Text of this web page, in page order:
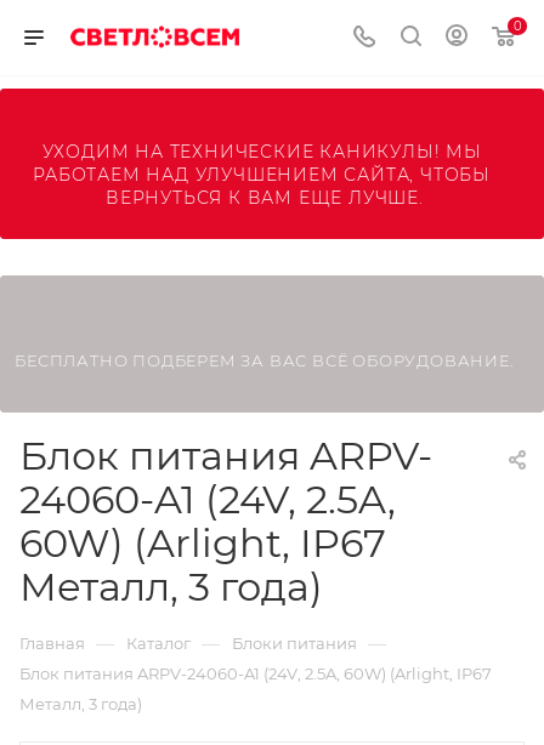
0
УХОДИМ НА ТЕХНИЧЕСКИЕ КАНИКУЛЫ! МЫ
РАБОТАЕМ НАД УЛУЧШЕНИЕМ САЙТА, ЧТОБЫ
ВЕРНУТЬСЯ К ВАМ ЕЩЕ ЛУЧШЕ.
БЕСПЛАТНО ПОДБЕРЕМ ЗА ВАС ВСЁ ОБОРУДОВАНИЕ.
Блок питания ARPV-
24060-A1 (24V, 2.5A,
60W) (Arlight, IP67
Металл, 3 года)
Главная — Каталог — Блоки питания —
Блок питания ARPV-24060-A1 (24V, 2.5A, 60W) (Arlight, IP67
Металл, 3 года)